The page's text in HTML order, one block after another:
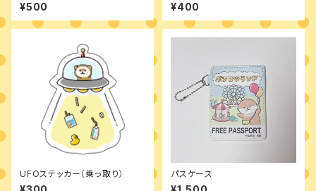
¥500 ¥400
UFOステッカー（乗っ取り） パスケース